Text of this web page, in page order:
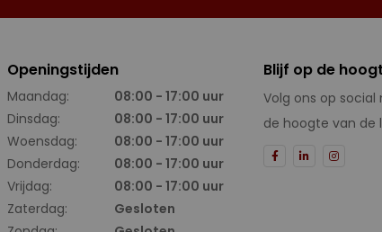
Openingstijden
Maandag:
08:00 - 17:00 uur
Dinsdag:
08:00 - 17:00 uur
Woensdag:
08:00 - 17:00 uur
Donderdag:
08:00 - 17:00 uur
Vrijdag:
08:00 - 17:00 uur
Zaterdag:
Gesloten
Blijf op de
Volg ons op
de hoogte van de